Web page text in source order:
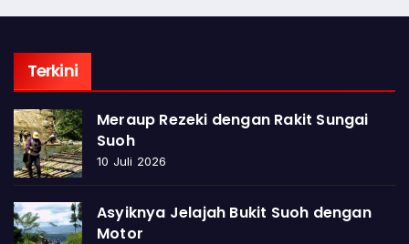
Terkini
Meraup Rezeki dengan Rakit Sungai
Suoh
10 Juli 2026
Asyiknya Jelajah Bukit Suoh dengan
Motor